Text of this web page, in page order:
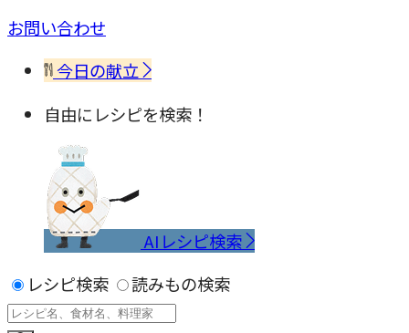
お問い合わせ
今日の献立
自由にレシピを検索！
AIレシピ検索
レシピ検索
読みもの検索